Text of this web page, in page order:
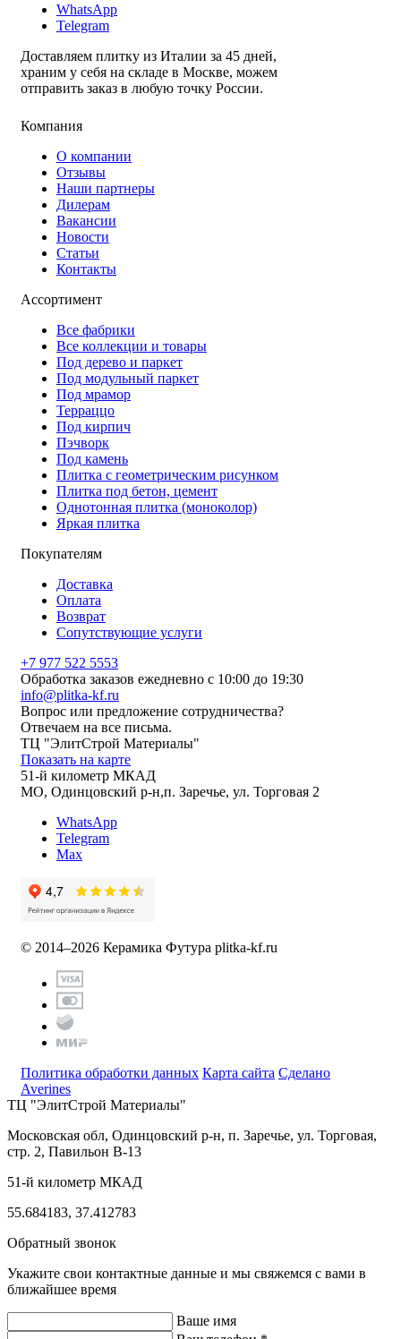
WhatsApp
Telegram
Доставляем плитку из Италии за 45 дней,
храним у себя на складе в Москве, можем
отправить заказ в любую точку России.
Компания
О компании
Отзывы
Наши партнеры
Дилерам
Вакансии
Новости
Статьи
Контакты
Ассортимент
Все фабрики
Все коллекции и товары
Под дерево и паркет
Под модульный паркет
Под мрамор
Терраццо
Под кирпич
Пэчворк
Под камень
Плитка с геометрическим рисунком
Плитка под бетон, цемент
Однотонная плитка (моноколор)
Яркая плитка
Покупателям
Доставка
Оплата
Возврат
Сопутствующие услуги
+7 977 522 5553
Обработка заказов ежедневно с 10:00 до 19:30
info@plitka-kf.ru
Вопрос или предложение сотрудничества?
Отвечаем на все письма.
ТЦ "ЭлитСтрой Материалы"
Показать на карте
51-й километр МКАД
МО, Одинцовский р-н,п. Заречье, ул. Торговая 2
WhatsApp
Telegram
Max
© 2014–2026 Керамика Футура plitka-kf.ru
Политика обработки данных Карта сайта Сделано
Averines
ТЦ "ЭлитСтрой Материалы"
Московская обл, Одинцовский р-н, п. Заречье, ул. Торговая,
стр. 2, Павильон В-13
51-й километр МКАД
55.684183, 37.412783
Обратный звонок
Укажите свои контактные данные и мы свяжемся с вами в
ближайшее время
Ваше имя